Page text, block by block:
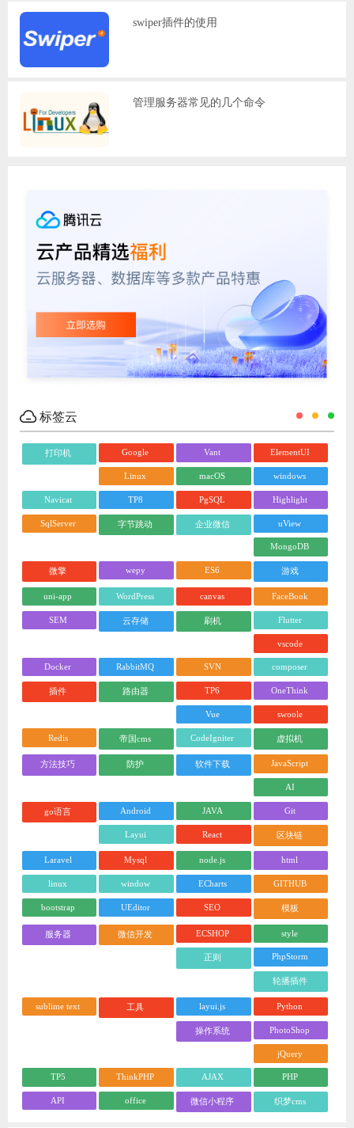
swiper插件的使用
管理服务器常见的几个命令
标签云
打印机 Google Vant ElementUI
Linux macOS windows
Navicat TP8 PgSQL Highlight
SqlServer 字节跳动 企业微信 uView
MongoDB
微擎 wepy ES6 游戏
uni-app WordPress canvas FaceBook
SEM 云存储 刷机 Flutter
vscode
Docker RabbitMQ SVN composer
插件 路由器 TP6 OneThink
Vue swoole
Redis 帝国cms CodeIgniter 虚拟机
方法技巧 防护 软件下载 JavaScript
AI
go语言 Android JAVA Git
Layui React 区块链
Laravel Mysql node.js html
linux window ECharts GITHUB
bootstrap UEditor SEO 模板
服务器 微信开发 ECSHOP style
正则 PhpStorm
轮播插件
sublime text 工具 layui.js Python
操作系统 PhotoShop
jQuery
TP5 ThinkPHP AJAX PHP
API office 微信小程序 织梦cms